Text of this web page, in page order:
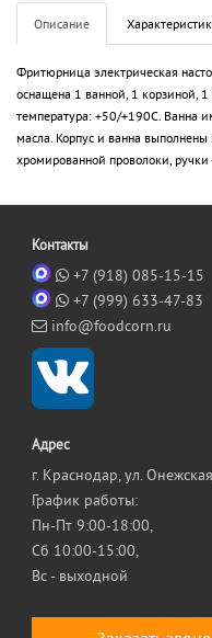
Описание
Фритюрница электрическая
оснащена 1 ванной, 1 корзиной,
температура: +50/+190С. Ванна
масла. Корпус и ванна
хромированной проволоки, ручки
Контакты
+7 (918) 085-15-15
+7 (999) 633-47-83
info@foodcorn.ru
Адрес
г. Краснодар, ул.
График работы:
Пн-Пт 9:00-18:00,
Сб 10:00-15:00,
Вс - выходной